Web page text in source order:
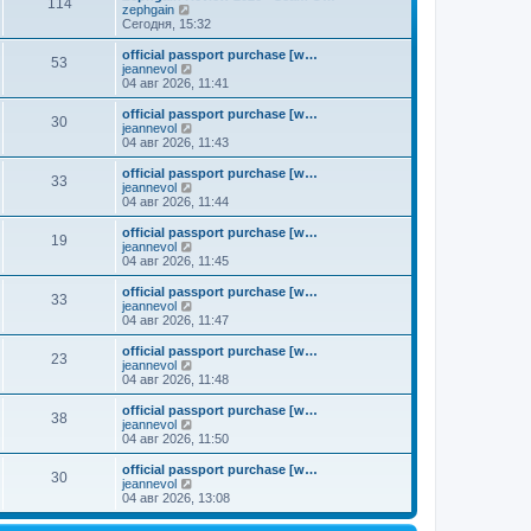
у
с
о
б
щ
е
н
и
н
е
с
о
щ
е
о
с
л
д
н
е
у
с
о
б
щ
е
н
и
114
zephgain
е
р
е
й
и
п
о
с
е
д
н
е
м
у
с
о
о
б
щ
е
н
и
ю
Сегодня, 15:32
53
official passport purchase [w…
jeannevol
е
р
е
й
т
п
о
с
е
н
е
м
с
о
о
щ
е
н
ю
04 авг 2026, 11:41
30
official passport purchase [w…
jeannevol
е
р
е
й
т
п
о
с
е
н
е
м
с
о
о
щ
е
н
ю
04 авг 2026, 11:43
33
official passport purchase [w…
jeannevol
е
р
е
й
т
п
о
с
е
н
е
м
с
о
о
щ
е
н
04 авг 2026, 11:44
19
official passport purchase [w…
jeannevol
е
р
е
й
т
п
о
с
е
н
е
м
с
о
04 авг 2026, 11:45
33
official passport purchase [w…
jeannevol
е
р
е
й
т
п
о
с
е
н
е
04 авг 2026, 11:47
23
official passport purchase [w…
jeannevol
е
р
е
й
т
п
о
с
л
04 авг 2026, 11:48
38
official passport purchase [w…
jeannevol
е
р
е
й
т
к
04 авг 2026, 11:50
30
official passport purchase [w…
jeannevol
е
р
е
04 авг 2026, 13:08